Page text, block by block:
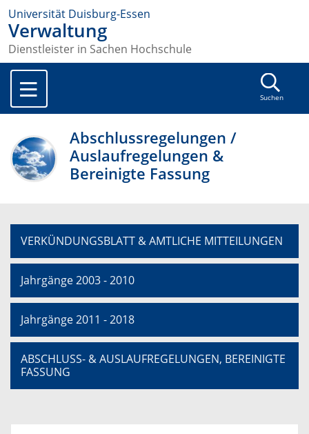
Universität Duisburg-Essen
Verwaltung
Dienstleister in Sachen Hochschule
Suchen
Abschlussregelungen /
Auslaufregelungen &
Bereinigte Fassung
VERKÜNDUNGSBLATT & AMTLICHE MITTEILUNGEN
Jahrgänge 2003 - 2010
Jahrgänge 2011 - 2018
ABSCHLUSS- & AUSLAUFREGELUNGEN, BEREINIGTE
FASSUNG